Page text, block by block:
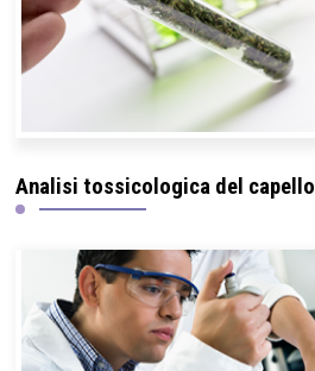
Analisi tossicologica del capello